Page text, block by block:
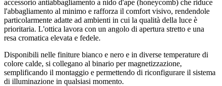
accessorio antiabbagliamento a nido d'ape (honeycomb) che riduce
l'abbagliamento al minimo e rafforza il comfort visivo, rendendole
particolarmente adatte ad ambienti in cui la qualità della luce è
prioritaria. L'ottica lavora con un angolo di apertura stretto e una
resa cromatica elevata e fedele.
Disponibili nelle finiture bianco e nero e in diverse temperature di
colore calde, si collegano al binario per magnetizzazione,
semplificando il montaggio e permettendo di riconfigurare il sistema
di illuminazione in qualsiasi momento.